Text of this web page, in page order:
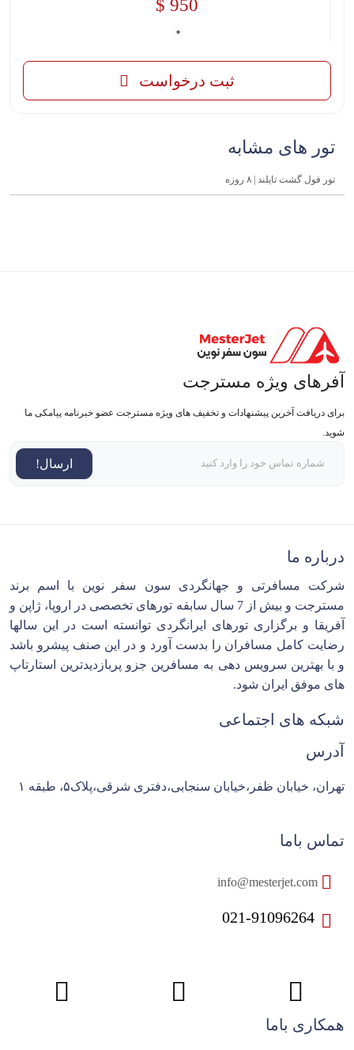
950 $
ثبت درخواست
تور های مشابه
تور فول گشت تایلند | ۸ روزه
آفرهای ویژه مسترجت
برای دریافت آخرین پیشنهادات و تخفیف های ویژه مسترجت عضو خبرنامه پیامکی ما
شوید.
ارسال!
درباره ما
شرکت مسافرتی و جهانگردی سون سفر نوین با اسم برند
مسترجت و بیش از 7 سال سابقه تورهای تخصصی در اروپا، ژاپن و
آفریقا و برگزاری تورهای ایرانگردی توانسته است در این سالها
رضایت کامل مسافران را بدست آورد و در این صنف پیشرو باشد
و با بهترین سرویس دهی به مسافرین جزو پربازدیدترین استارتاپ
های موفق ایران شود.
شبکه های اجتماعی
آدرس
تهران، خیابان ظفر،خیابان سنجابی،دفتری شرقی،پلاک۵، طبقه ۱
تماس باما
021-91096264
همکاری باما